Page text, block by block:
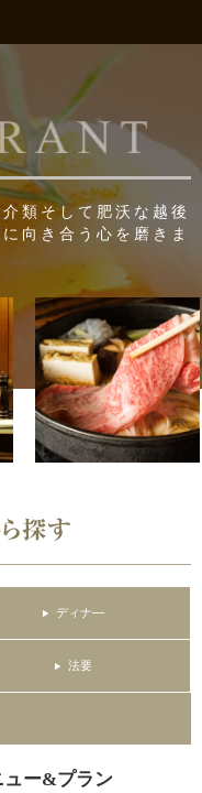
類そして肥沃な越後
向き合う心を磨きま
ディナ―
法要
ュー&プラン